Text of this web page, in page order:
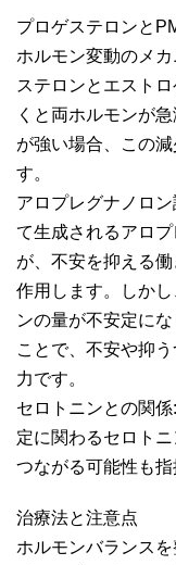
プロゲステロンと
ホルモン変動のメ
ステロンとエスト
くと両ホルモンが
が強い場合、この
す。
アロプレグナノロ
て生成されるアロ
が、不安を抑える
作用します。しか
ンの量が不安定に
ことで、不安や抑
力です。
セロトニンとの関
定に関わるセロト
つながる可能性も指
治療法と注意点
ホルモンバランス